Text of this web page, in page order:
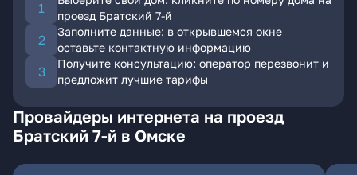
проезд Братский 7-й
Заполните данные: в открывшемся окне
оставьте контактную информацию
Получите консультацию: оператор перезвонит и
предложит лучшие тарифы
Провайдеры интернета на проезд
Братский 7-й в Омске